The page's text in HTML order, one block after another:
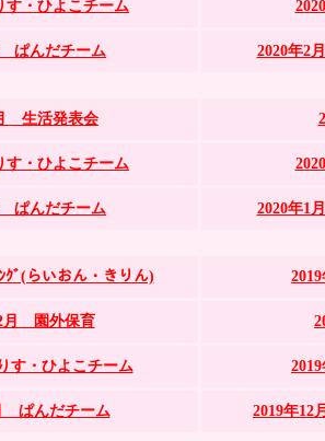
・ひよこチーム
ぱんだチーム 2020年2
生活発表会
・ひよこチーム
ぱんだチーム 2020年1
ﾞ(らいおん・きりん)
月 園外保育
す・ひよこチーム
ぱんだチーム 2019年12